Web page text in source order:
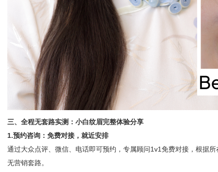
三、全程无套路实测：小白纹眉完整体验分享
1.预约咨询：免费对接，就近安排
通过大众点评
微信、电话即可预约，专属顾问1v1免费对接，根据
无营销套路。